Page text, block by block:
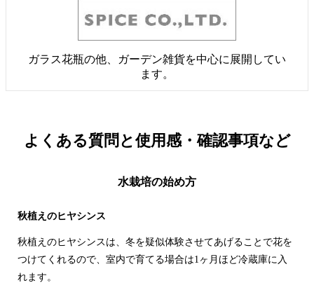
ガラス花瓶の他、ガーデン雑貨を中心に展開してい
ます。
よくある質問と使用感・確認事項など
水栽培の始め方
秋植えのヒヤシンス
秋植えのヒヤシンスは、冬を疑似体験させてあげることで花を
つけてくれるので、室内で育てる場合は1ヶ月ほど冷蔵庫に入
れます。